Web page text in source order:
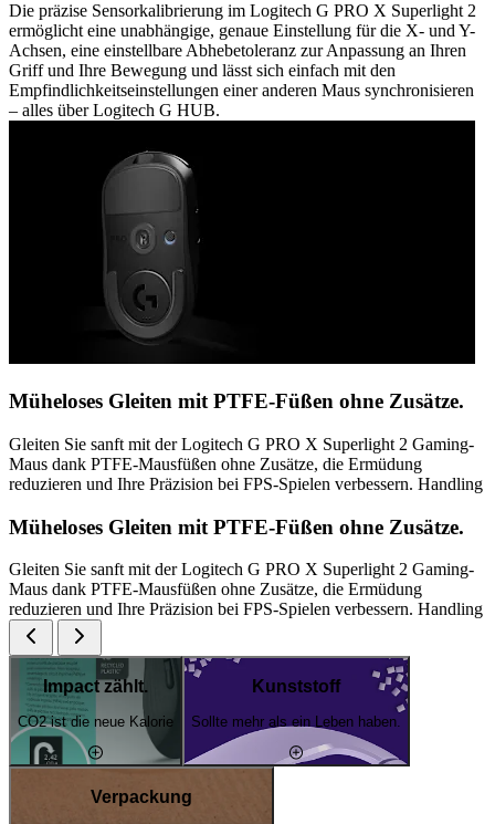
Die präzise Sensorkalibrierung im Logitech G PRO X Superlight 2
ermöglicht eine unabhängige, genaue Einstellung für die X- und Y-
Achsen, eine einstellbare Abhebetoleranz zur Anpassung an Ihren
Griff und Ihre Bewegung und lässt sich einfach mit den
Empfindlichkeitseinstellungen einer anderen Maus synchronisieren
– alles über Logitech G HUB.
Müheloses Gleiten mit PTFE-Füßen ohne Zusätze.
Gleiten Sie sanft mit der Logitech G PRO X Superlight 2 Gaming-
Maus dank PTFE-Mausfüßen ohne Zusätze, die Ermüdung
reduzieren und Ihre Präzision bei FPS-Spielen verbessern. Handling
Müheloses Gleiten mit PTFE-Füßen ohne Zusätze.
Gleiten Sie sanft mit der Logitech G PRO X Superlight 2 Gaming-
Maus dank PTFE-Mausfüßen ohne Zusätze, die Ermüdung
reduzieren und Ihre Präzision bei FPS-Spielen verbessern. Handling
Impact zählt.
CO2 ist die neue Kalorie
Kunststoff
Sollte mehr als ein Leben haben.
Verpackung